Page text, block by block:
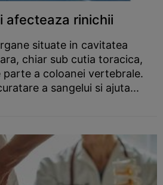
afecteaza rinichii
situate in cavitatea
chiar sub cutia toracica,
parte a coloanei vertebrale.
a sangelui si ajuta...